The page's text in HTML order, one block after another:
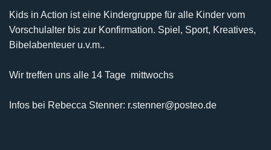
Kids in Action ist eine Kindergruppe für alle Kinder vom
Vorschulalter bis zur Konfirmation. Spiel, Sport, Kreatives,
Bibelabenteuer u.v.m..
Wir treffen uns alle 14 Tage mittwochs
Infos bei Rebecca Stenner: r.stenner@posteo.de